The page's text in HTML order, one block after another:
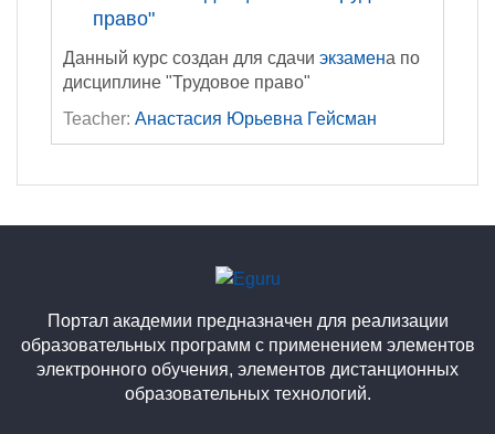
право"
Данный курс создан для сдачи экзамена по
дисциплине "Трудовое право"
Teacher: Анастасия Юрьевна Гейсман
Портал академии предназначен для реализации
образовательных программ с применением элементов
электронного обучения, элементов дистанционных
образовательных технологий.